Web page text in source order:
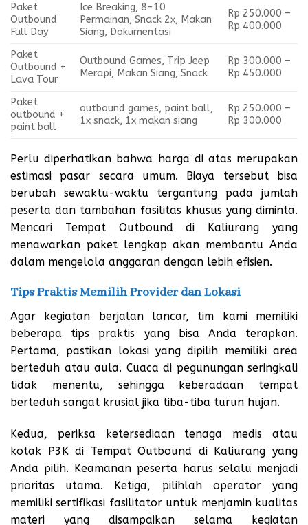
Paket
Outbound
Full Day
Ice Breaking, 8-10
Permainan, Snack 2x, Makan
Siang, Dokumentasi
Rp 250.000 –
Rp 400.000
Paket
Outbound +
Lava Tour
Outbound Games, Trip Jeep
Merapi, Makan Siang, Snack
Rp 300.000 –
Rp 450.000
Paket
outbound +
paint ball
outbound games, paint ball,
1x snack, 1x makan siang
Rp 250.000 –
Rp 300.000
Perlu diperhatikan bahwa harga di atas merupakan
estimasi pasar secara umum. Biaya tersebut bisa
berubah sewaktu-waktu tergantung pada jumlah
peserta dan tambahan fasilitas khusus yang diminta.
Mencari Tempat Outbound di Kaliurang yang
menawarkan paket lengkap akan membantu Anda
dalam mengelola anggaran dengan lebih efisien.
Tips Praktis Memilih Provider dan Lokasi
Agar kegiatan berjalan lancar, tim kami memiliki
beberapa tips praktis yang bisa Anda terapkan.
Pertama, pastikan lokasi yang dipilih memiliki area
berteduh atau aula. Cuaca di pegunungan seringkali
tidak menentu, sehingga keberadaan tempat
berteduh sangat krusial jika tiba-tiba turun hujan.
Kedua, periksa ketersediaan tenaga medis atau
kotak P3K di Tempat Outbound di Kaliurang yang
Anda pilih. Keamanan peserta harus selalu menjadi
prioritas utama. Ketiga, pilihlah operator yang
memiliki sertifikasi fasilitator untuk menjamin kualitas
materi yang disampaikan selama kegiatan